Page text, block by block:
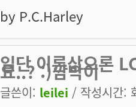
by P.C.Harley
일단 이론상으론
요..? :)깜박이
글쓴이: leilei / 작성시간: